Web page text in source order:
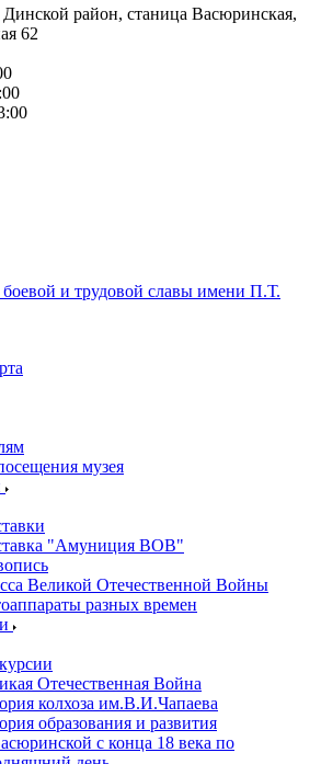
район, станица Васюринская,
62
музея
"Амуниция ВОВ"
Великой Отечественной Войны
разных времен
Отечественная Война
колхоза им.В.И.Чапаева
образования и развития
с конца 18 века по